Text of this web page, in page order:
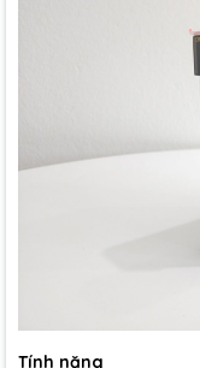
Tính năng